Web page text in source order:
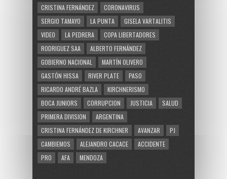
CRISTINA FERNÁNDEZ
CORONAVIRUS
SERGIO TAMAYO
LA PUNTA
GISELA VARTALITIS
VIDEO
LA PEDRERA
COPA LIBERTADORES
RODRIGUEZ SAA
ALBERTO FERNÁNDEZ
GOBIERNO NACIONAL
MARTÍN OLIVERO
GASTÓN HISSA
RIVER PLATE
PASO
RICARDO ANDRÉ BAZLA
KIRCHNERISMO
BOCA JUNIORS
CORRUPCION JUSTICIA
SALUD
PRIMERA DIVISION
ARGENTINA
CRISTINA FERNÁNDEZ DE KIRCHNER
AVANZAR
PJ
CAMBIEMOS
ALEJANDRO CACACE
ACCIDENTE
PRO
AFA MENDOZA